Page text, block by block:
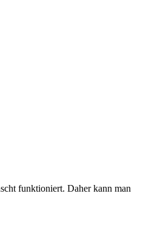
funktioniert. Daher kann man